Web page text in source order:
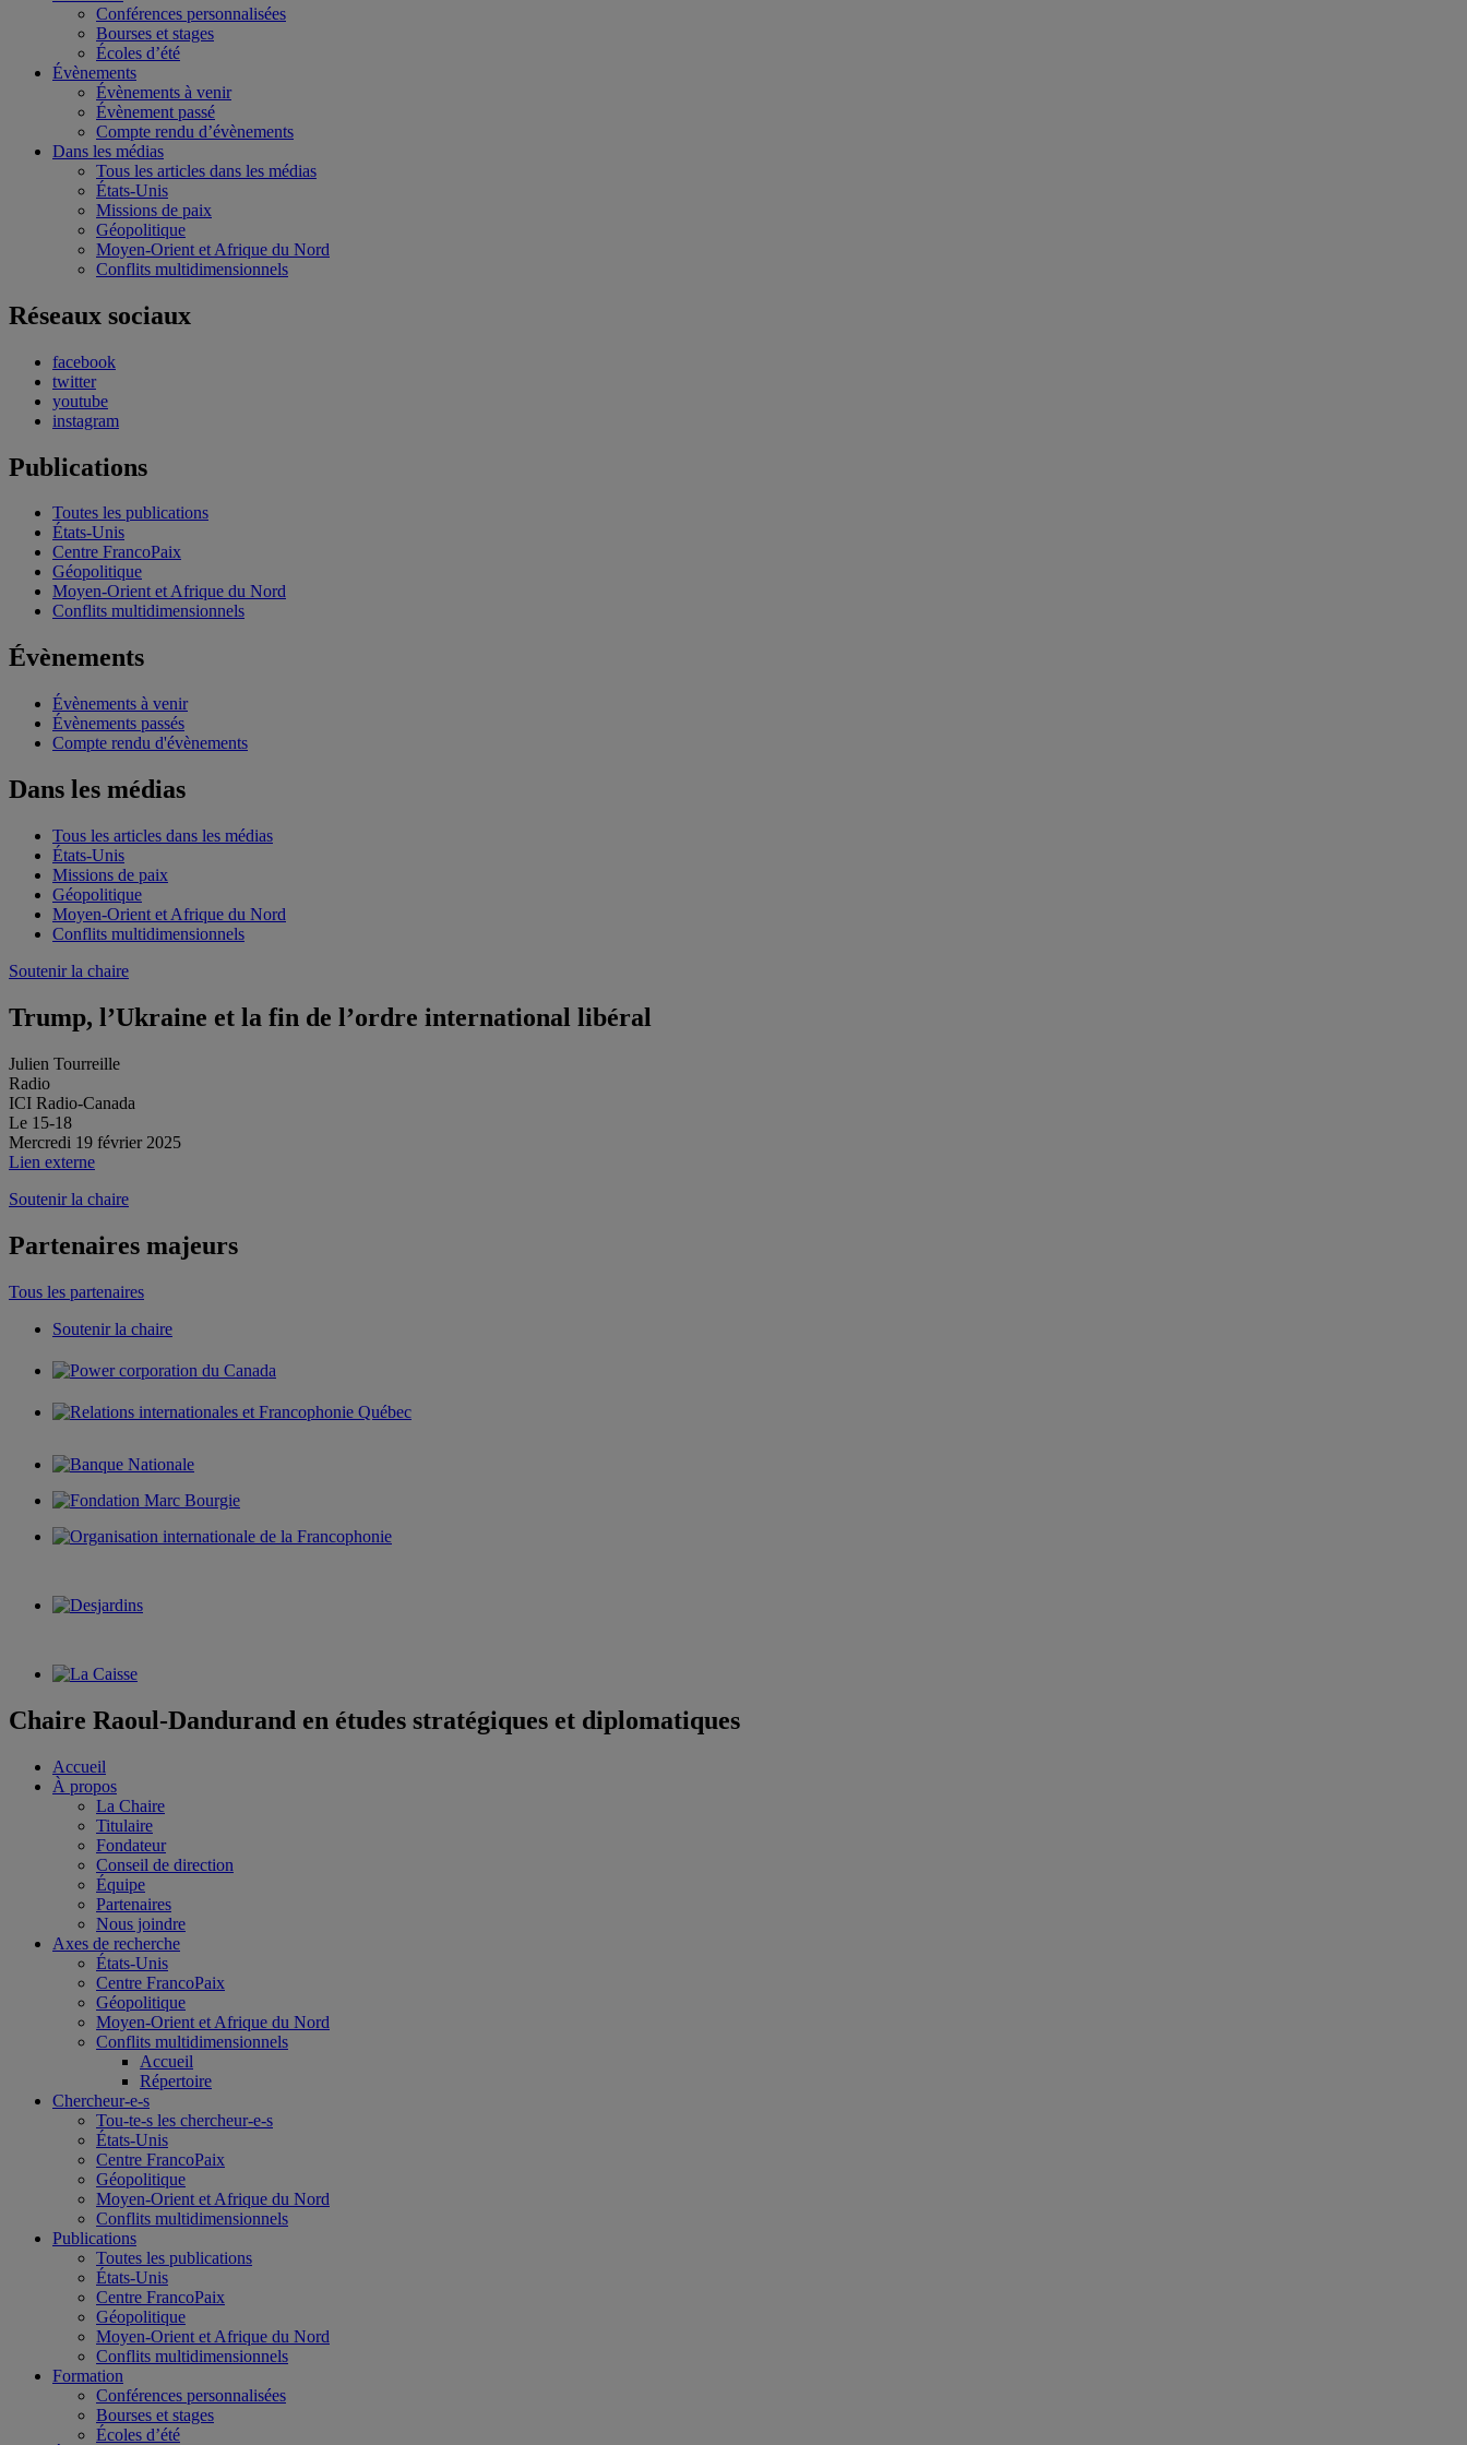
Conférences personnalisées
Bourses et stages
Écoles d’été
Évènements
Évènements à venir
Évènement passé
Compte rendu d’évènements
Dans les médias
Tous les articles dans les médias
États-Unis
Missions de paix
Géopolitique
Moyen-Orient et Afrique du Nord
Conflits multidimensionnels
Réseaux sociaux
facebook
twitter
youtube
instagram
Publications
Toutes les publications
États-Unis
Centre FrancoPaix
Géopolitique
Moyen-Orient et Afrique du Nord
Conflits multidimensionnels
Évènements
Évènements à venir
Évènements passés
Compte rendu d'évènements
Dans les médias
Tous les articles dans les médias
États-Unis
Missions de paix
Géopolitique
Moyen-Orient et Afrique du Nord
Conflits multidimensionnels
Soutenir la chaire
Trump, l’Ukraine et la fin de l’ordre international libéral
Julien Tourreille
Radio
ICI Radio-Canada
Le 15-18
Mercredi 19 février 2025
Lien externe
Soutenir la chaire
Partenaires majeurs
Tous les partenaires
Soutenir la chaire
Chaire Raoul-Dandurand en études stratégiques et diplomatiques
Accueil
À propos
La Chaire
Titulaire
Fondateur
Conseil de direction
Équipe
Partenaires
Nous joindre
Axes de recherche
États-Unis
Centre FrancoPaix
Géopolitique
Moyen-Orient et Afrique du Nord
Conflits multidimensionnels
Accueil
Répertoire
Chercheur-e-s
Tou-te-s les chercheur-e-s
États-Unis
Centre FrancoPaix
Géopolitique
Moyen-Orient et Afrique du Nord
Conflits multidimensionnels
Publications
Toutes les publications
États-Unis
Centre FrancoPaix
Géopolitique
Moyen-Orient et Afrique du Nord
Conflits multidimensionnels
Formation
Conférences personnalisées
Bourses et stages
Écoles d’été